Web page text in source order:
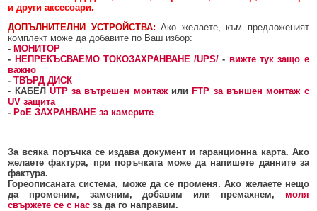
и други аксесоари.
ДОПЪЛНИТЕЛНИ УСТРОЙСТВА:Ако желаете, към предложеният
комплект може да добавите по Ваш избор:
-МОНИТОР
- НЕПРЕКЪСВАЕМО ТОКОЗАХРАНВАНЕ /UPS/ - вижте тук защо е
важно
-ТВЪРД ДИСК
- КАБЕЛ UTP за вътрешен монтажилиFTP за външен монтаж с
UV защита
-PoE ЗАХРАНВАНЕ за камерите
За всяка поръчка се издава документ и гаранционна карта. Ако
желаете фактура, при поръчката може да напишете данните за
фактура.
Гореописаната система, може да се променя. Ако желаете нещо
да променим, заменим, добавим или премахнем, моля
свържете се с нас за да го направим.